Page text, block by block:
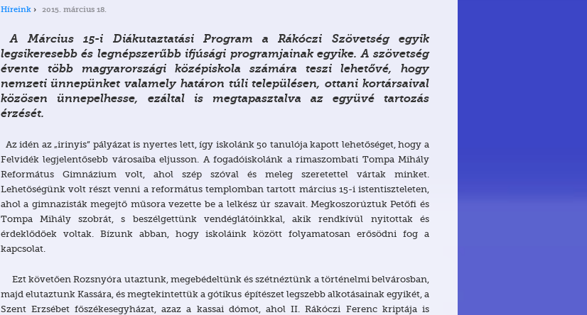
Híreink 2015. március 18.
A Március 15-i Diákutaztatási Program a Rákóczi Szövetség egyik
legsikeresebb és legnépszerűbb ifjúsági programjainak egyike. A szövetség
évente több magyarországi középiskola számára teszi lehetővé, hogy
nemzeti ünnepünket valamely határon túli településen, ottani kortársaival
közösen ünnepelhesse, ezáltal is megtapasztalva az együvé tartozás
érzését.
Az idén az „irinyis” pályázat is nyertes lett, így iskolánk 50 tanulója kapott lehetőséget, hogy a
Felvidék legjelentősebb városaiba eljusson. A fogadóiskolánk a rimaszombati Tompa Mihály
Református Gimnázium volt, ahol szép szóval és meleg szeretettel vártak minket.
Lehetőségünk volt részt venni a református templomban tartott március 15-i istentiszteleten,
ahol a gimnazisták megejtő műsora vezette be a lelkész úr szavait. Megkoszorúztuk Petőfi és
Tompa Mihály szobrát, s beszélgettünk vendéglátóinkkal, akik rendkívül nyitottak és
érdeklődőek voltak. Bízunk abban, hogy iskoláink között folyamatosan erősödni fog a
kapcsolat.
Ezt követően Rozsnyóra utaztunk, megebédeltünk és szétnéztünk a történelmi belvárosban,
majd elutaztunk Kassára, és megtekintettük a gótikus építészet legszebb alkotásainak egyikét, a
Szent Erzsébet főszékesegyházat, azaz a kassai dómot, ahol II. Rákóczi Ferenc kriptája is